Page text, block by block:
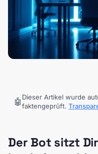
🤖 Dieser Artikel wurde
faktengeprüft.
Der Bot sitzt